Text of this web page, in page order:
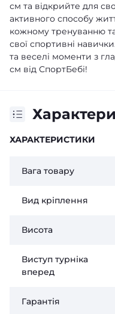
см та відкрийте для
активного способу
кожному тренуванню
свої спортивні
та веселі моменти з
см від СпортБебі!
ХАРАКТЕРИСТИКИ
Вага товару
Вид кріплення
Висота
Виступ турніка
вперед
Гарантія